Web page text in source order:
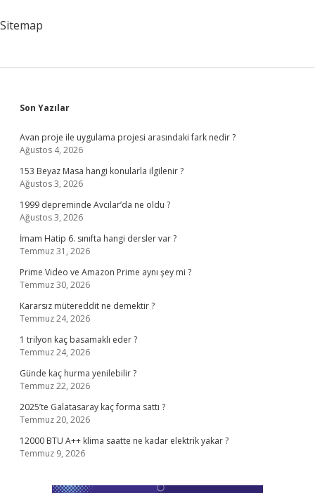
Sitemap
Sidebar
Son Yazılar
Avan proje ile uygulama projesi arasındaki fark nedir ?
Ağustos 4, 2026
153 Beyaz Masa hangi konularla ilgilenir ?
Ağustos 3, 2026
1999 depreminde Avcılar’da ne oldu ?
Ağustos 3, 2026
İmam Hatip 6. sınıfta hangi dersler var ?
Temmuz 31, 2026
Prime Video ve Amazon Prime aynı şey mi ?
Temmuz 30, 2026
Kararsız mütereddit ne demektir ?
Temmuz 24, 2026
1 trilyon kaç basamaklı eder ?
Temmuz 24, 2026
Günde kaç hurma yenilebilir ?
Temmuz 22, 2026
2025’te Galatasaray kaç forma sattı ?
Temmuz 20, 2026
12000 BTU A++ klima saatte ne kadar elektrik yakar ?
Temmuz 9, 2026